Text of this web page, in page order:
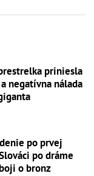
priniesla
negatívna nálada
po prvej
po dráme
o bronz